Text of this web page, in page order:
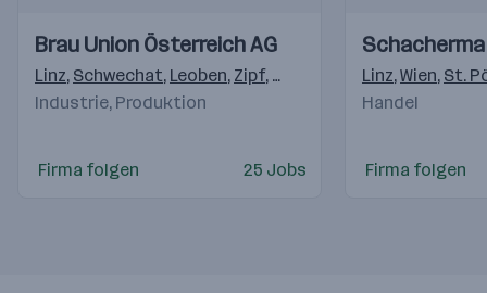
Videos
Einblicke
Einblicke
Brau Union Österreich AG
Linz, Schwechat, Leoben, Zipf, Graz ,Schladming,
Industrie, Produktion
Firma folgen 25 Jobs
Videos
Einblicke
Einblicke
Linz,Wien, St.
Handel
Firma folgen